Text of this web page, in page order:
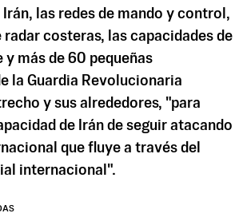
las redes de mando y control,
radar costeras, las capacidades de
más de 60 pequeñas
la Guardia Revolucionaria
y sus alrededores, "para
de Irán de seguir atacando
que fluye a través del
internacional".